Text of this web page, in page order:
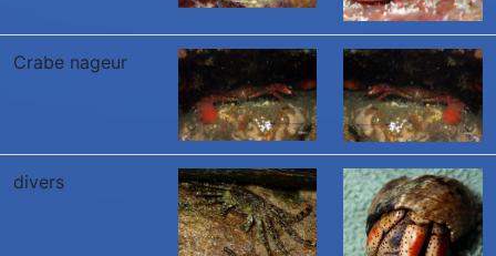
Crabe nageur
divers